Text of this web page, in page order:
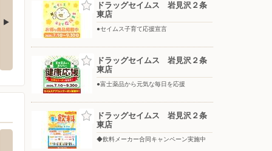
ペーン実
今月のお買得品【日用品】
ケア用品キャンペー
毎月22日はセイムスポ
イント22倍クーポ…
ドラッグセイムス 岩見沢２条
東店
●セイムス子育て応援宣言
ドラッグセイムス 岩見沢２条
東店
●富士薬品から元気な毎日を応援
ドラッグセイムス 岩見沢２条
東店
◆飲料メーカー合同キャンペーン実施中